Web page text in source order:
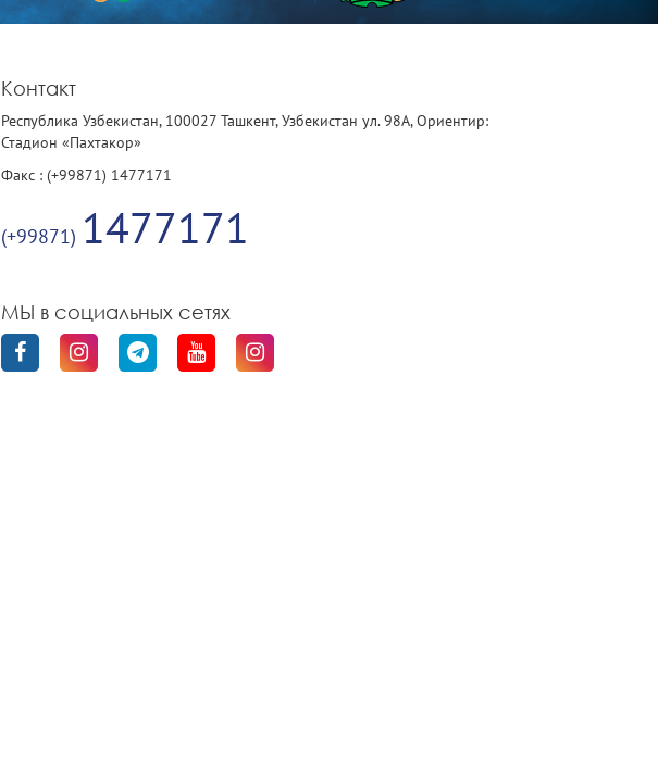
Контакт
Республика Узбекистан, 100027 Ташкент, Узбекистан ул. 98А, Ориентир:
Стадион «Пахтакор»
Факс : (+99871) 1477171
(+99871) 1477171
МЫ в социальных сетях